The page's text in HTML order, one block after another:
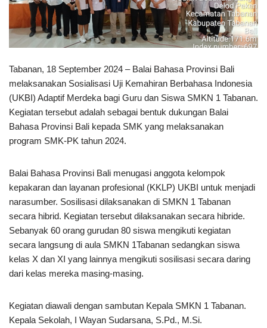
Tabanan, 18 September 2024 – Balai Bahasa Provinsi Bali
melaksanakan Sosialisasi Uji Kemahiran Berbahasa Indonesia
(UKBI) Adaptif Merdeka bagi Guru dan Siswa SMKN 1 Tabanan.
Kegiatan tersebut adalah sebagai bentuk dukungan Balai
Bahasa Provinsi Bali kepada SMK yang melaksanakan
program SMK-PK tahun 2024.
Balai Bahasa Provinsi Bali menugasi anggota kelompok
kepakaran dan layanan profesional (KKLP) UKBI untuk menjadi
narasumber. Sosilisasi dilaksanakan di SMKN 1 Tabanan
secara hibrid. Kegiatan tersebut dilaksanakan secara hibride.
Sebanyak 60 orang gurudan 80 siswa mengikuti kegiatan
secara langsung di aula SMKN 1Tabanan sedangkan siswa
kelas X dan XI yang lainnya mengikuti sosilisasi secara daring
dari kelas mereka masing-masing.
Kegiatan diawali dengan sambutan Kepala SMKN 1 Tabanan.
Kepala Sekolah, I Wayan Sudarsana, S.Pd., M.Si.